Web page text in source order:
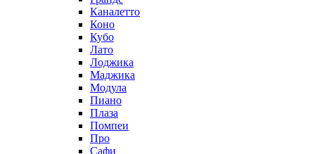
Каналетто
Коно
Кубо
Лато
Лоджика
Маджика
Модула
Пиано
Плаза
Помпеи
Про
Сафи